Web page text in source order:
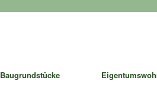
Baugrundstücke